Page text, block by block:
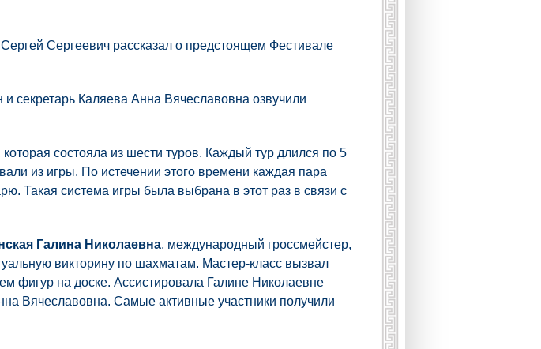
Сергеевич рассказал о предстоящем Фестивале
секретарь Каляева Анна Вячеславовна озвучили
состояла из шести туров. Каждый тур длился по 5
из игры. По истечении этого времени каждая пара
Такая система игры была выбрана в этот раз в связи с
Галина Николаевна, международный гроссмейстер,
викторину по шахматам. Мастер-класс вызвал
фигур на доске. Ассистировала Галине Николаевне
Вячеславовна. Самые активные участники получили